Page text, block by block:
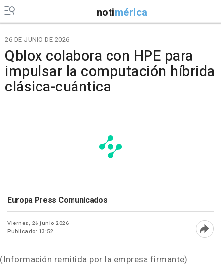
notimérica
26 DE JUNIO DE 2026
Qblox colabora con HPE para
impulsar la computación híbrida
clásica-cuántica
Europa Press Comunicados
Viernes, 26 junio 2026
Publicado: 13:52
(Información remitida por la empresa firmante)